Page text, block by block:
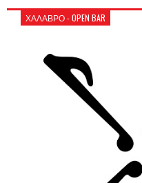
ΧΑΛΑΒΡΟ - OPEN BAR